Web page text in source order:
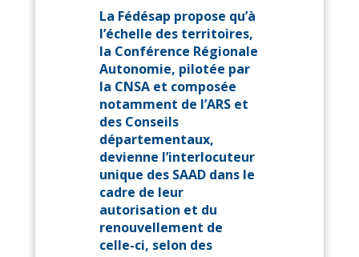
La Fédésap propose qu’à
l’échelle des territoires,
la Conférence Régionale
Autonomie, pilotée par
la CNSA et composée
notamment de l’ARS et
des Conseils
départementaux,
devienne l’interlocuteur
unique des SAAD dans le
cadre de leur
autorisation et du
renouvellement de
celle-ci, selon des